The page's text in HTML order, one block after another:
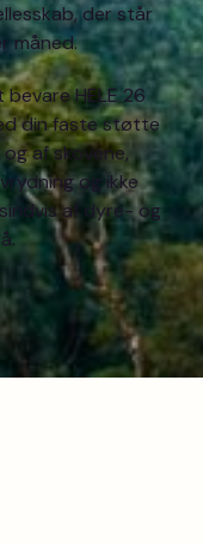
der står
måned.
HELE 26
din faste støtte
af skovene,
og ikke
af dyre- og